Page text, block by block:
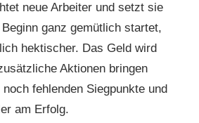
neue Arbeiter und setzt sie
ganz gemütlich startet,
hektischer. Das Geld wird
Aktionen bringen
fehlenden Siegpunkte und
am Erfolg.